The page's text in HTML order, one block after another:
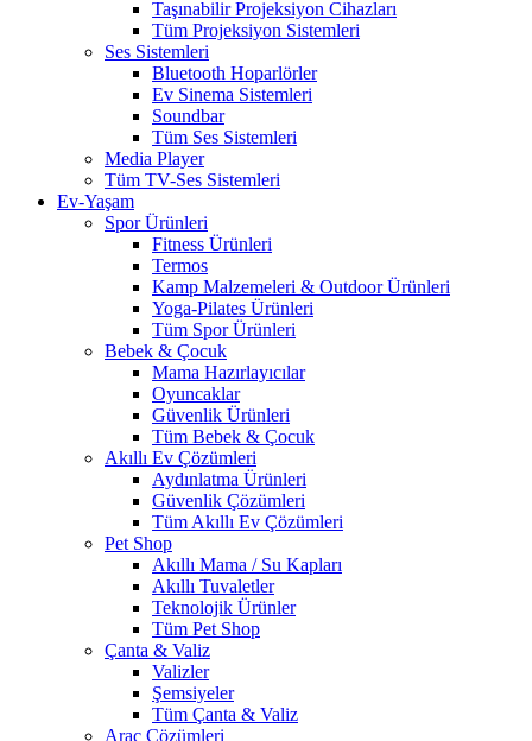
Taşınabilir Projeksiyon Cihazları
Tüm Projeksiyon Sistemleri
Ses Sistemleri
Bluetooth Hoparlörler
Ev Sinema Sistemleri
Soundbar
Tüm Ses Sistemleri
Media Player
Tüm TV-Ses Sistemleri
Ev-Yaşam
Spor Ürünleri
Fitness Ürünleri
Termos
Kamp Malzemeleri & Outdoor Ürünleri
Yoga-Pilates Ürünleri
Tüm Spor Ürünleri
Bebek & Çocuk
Mama Hazırlayıcılar
Oyuncaklar
Güvenlik Ürünleri
Tüm Bebek & Çocuk
Akıllı Ev Çözümleri
Aydınlatma Ürünleri
Güvenlik Çözümleri
Tüm Akıllı Ev Çözümleri
Pet Shop
Akıllı Mama / Su Kapları
Akıllı Tuvaletler
Teknolojik Ürünler
Tüm Pet Shop
Çanta & Valiz
Valizler
Şemsiyeler
Tüm Çanta & Valiz
Araç Çözümleri